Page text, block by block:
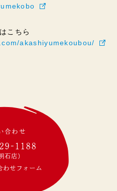
こちら
akashiyumekoubou/
合わせ
1188
石店)
わせフォーム